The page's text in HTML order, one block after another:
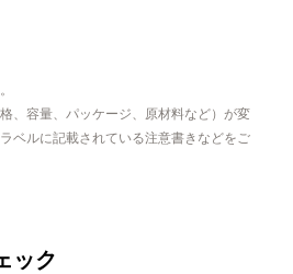
、容量、パッケージ、原材料など）が変
ベルに記載されている注意書きなどをご
ック